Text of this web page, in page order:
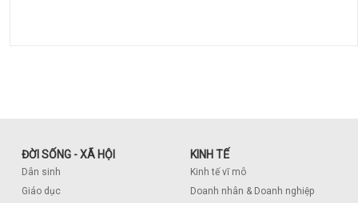
ĐỜI SỐNG - XÃ HỘI
Dân sinh
Giáo dục
KINH TẾ
Kinh tế vĩ mô
Doanh nhân & Doanh nghiệp